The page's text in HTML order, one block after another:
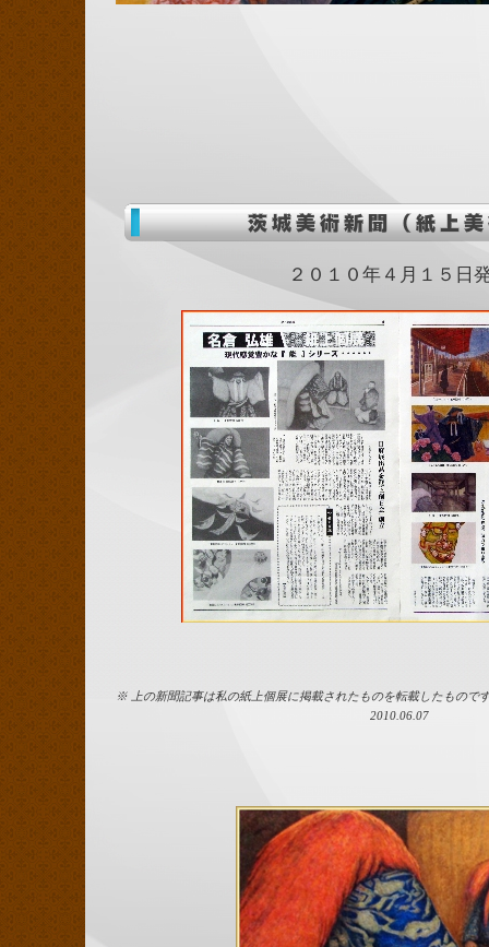
２０１０年４月１５日
※ 上の新聞記事は私の紙上個展に掲載されたものを転載した
2010.06.07